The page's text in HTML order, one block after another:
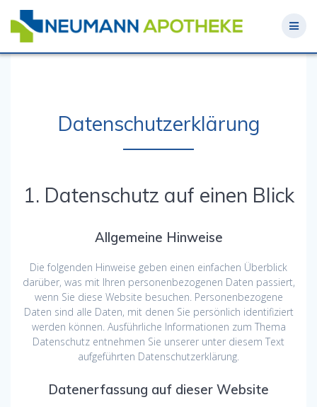
to
content
Datenschutzerklärung
1. Datenschutz auf einen Blick
Allgemeine Hinweise
Die folgenden Hinweise geben einen einfachen Überblick
darüber, was mit Ihren personenbezogenen Daten passiert,
wenn Sie diese Website besuchen. Personenbezogene
Daten sind alle Daten, mit denen Sie persönlich identifiziert
werden können. Ausführliche Informationen zum Thema
Datenschutz entnehmen Sie unserer unter diesem Text
aufgeführten Datenschutzerklärung.
Datenerfassung auf dieser Website